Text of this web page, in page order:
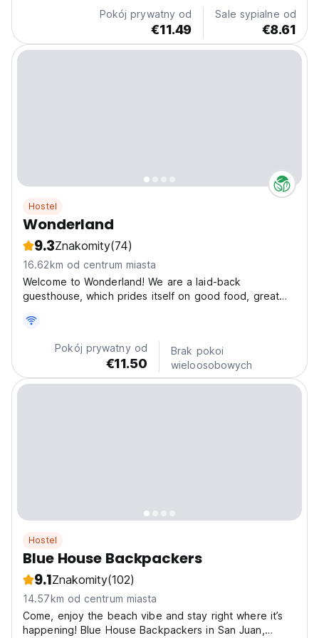
podróżujących samotnie w poszukiwaniu przygód...
Pokój prywatny od
€11.49
Sale sypialne od
€8.61
Hostel
Wonderland
9.3Znakomity(74)
16.62km od centrum miasta
Welcome to Wonderland! We are a laid-back
guesthouse, which prides itself on good food, great
heart of Siquijor, Philippines. Our cosy nipa huts offer
an authentic island stay with comfort, charm and a
natural...Pokój prywatny od
€11.50
Brak pokoi
wieloosobowych
Hostel
Blue House Backpackers
9.1Znakomity(102)
14.57km od centrum miasta
Come, enjoy the beach vibe and stay right where it’s
happening! Blue House Backpackers in San Juan,